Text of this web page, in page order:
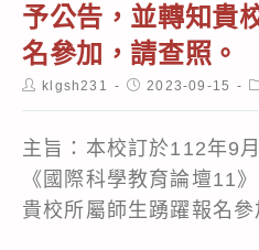
予公告，並轉知貴
名參加，請查照。
Postklgsh231
Post2023-09-15
主旨：本校訂於112年9
《國際科學教育論壇11
貴校所屬師生踴躍報名參